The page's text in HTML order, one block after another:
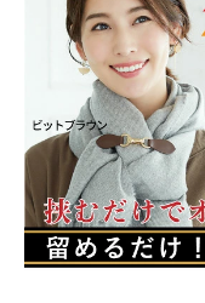
ACCOUNT MENU
ようこそ ゲスト 様
ログイン
ブランドから探す
新商品